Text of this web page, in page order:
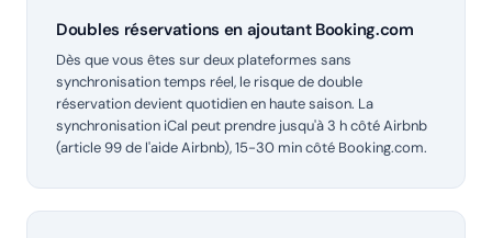
Doubles réservations en ajoutant Booking.com
Dès que vous êtes sur deux plateformes sans
synchronisation temps réel, le risque de double
réservation devient quotidien en haute saison. La
synchronisation iCal peut prendre jusqu'à 3 h côté Airbnb
(article 99 de l'aide Airbnb), 15-30 min côté Booking.com.